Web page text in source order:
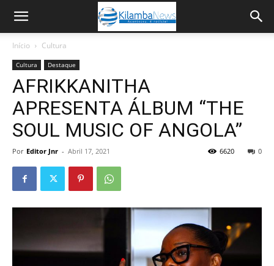
Início Cultura
Cultura Destaque
AFRIKKANITHA
APRESENTA ÁLBUM “THE
SOUL MUSIC OF ANGOLA”
Por Editor Jnr - Abril 17, 2021 0
6620